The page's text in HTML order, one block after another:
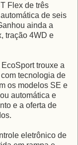
Flex de três
de seis
ainda a
tração 4WD e
trouxe a
tecnologia de
os modelos SE e
automática e
e a oferta de
eletrônico de